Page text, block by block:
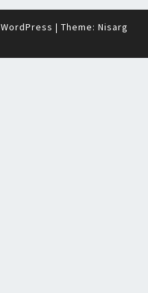
WordPress | Theme: Nisarg